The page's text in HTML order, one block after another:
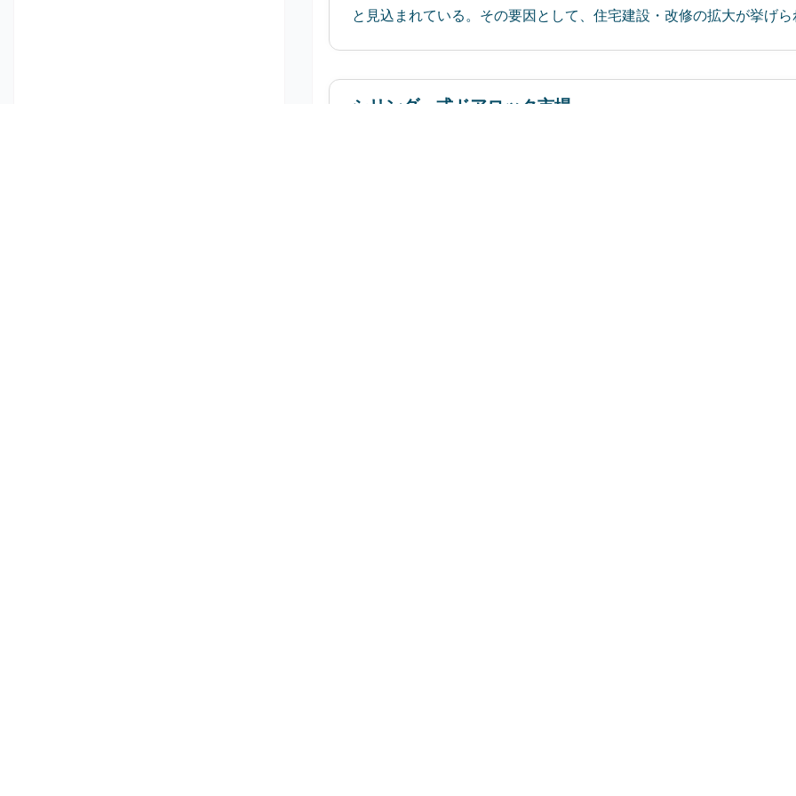
と見込まれている。その要因として、住宅建設・改修の拡大が挙げら
シリンダー式ドアロック市場